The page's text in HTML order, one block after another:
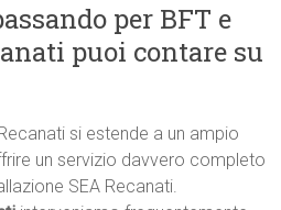
per BFT e
puoi contare su
si estende a un ampio
un servizio davvero completo
SEA Recanati.